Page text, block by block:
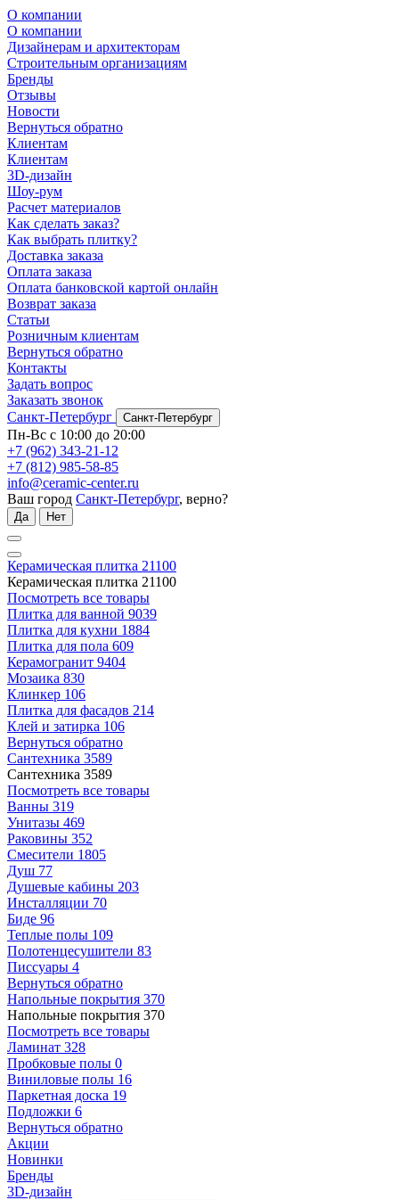
О компании
О компании
Дизайнерам и архитекторам
Строительным организациям
Бренды
Отзывы
Новости
Вернуться обратно
Клиентам
Клиентам
3D-дизайн
Шоу-рум
Расчет материалов
Как сделать заказ?
Как выбрать плитку?
Доставка заказа
Оплата заказа
Оплата банковской картой онлайн
Возврат заказа
Статьи
Розничным клиентам
Вернуться обратно
Контакты
Задать вопрос
Заказать звонок
Санкт-Петербург
Санкт-Петербург
Пн-Вс с 10:00 до 20:00
+7 (962) 343-21-12
+7 (812) 985-58-85
info@ceramic-center.ru
Ваш город Санкт-Петербург, верно?
Да Нет
Керамическая плитка 21100
Керамическая плитка 21100
Посмотреть все товары
Плитка для ванной 9039
Плитка для кухни 1884
Плитка для пола 609
Керамогранит 9404
Мозаика 830
Клинкер 106
Плитка для фасадов 214
Клей и затирка 106
Вернуться обратно
Сантехника 3589
Сантехника 3589
Посмотреть все товары
Ванны 319
Унитазы 469
Раковины 352
Смесители 1805
Душ 77
Душевые кабины 203
Инсталляции 70
Биде 96
Теплые полы 109
Полотенцесушители 83
Писсуары 4
Вернуться обратно
Напольные покрытия 370
Напольные покрытия 370
Посмотреть все товары
Ламинат 328
Пробковые полы 0
Виниловые полы 16
Паркетная доска 19
Подложки 6
Вернуться обратно
Акции
Новинки
Бренды
3D-дизайн